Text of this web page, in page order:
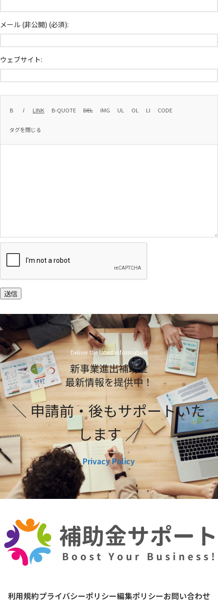
メール (非公開) (必須):
ウェブサイト:
送信
Deliver the latest information
新事業進出補助金
最新情報を提供中！
＼ 申請前・後もサポートいた
します ／
Privacy Policy
利用規約プライバシーポリシー編集ポリシーお問い合わせ